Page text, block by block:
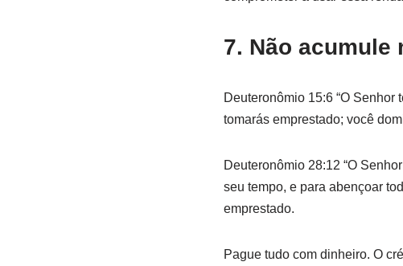
7. Não acumule
Deuteronômio 15:6 “O
tomarás emprestado; você
Deuteronômio 28:12 “O
seu tempo, e para abençoar
emprestado.
Pague tudo com dinheiro. O